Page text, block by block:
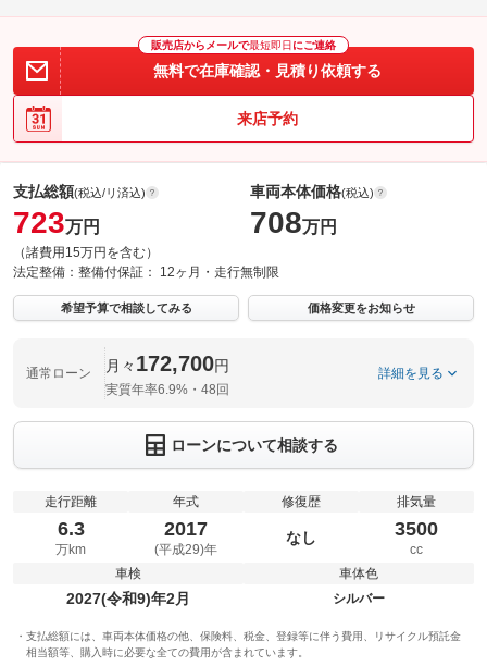
販売店からメールで最短即日 にご連絡
無料で在庫確認・見積り依頼する
来店予約
支払総額(税込/リ済込)
723万円
（諸費用15万円を含む）
車両本体価格(税込)
708万円
法定整備： 整備付保証： 12ヶ月・走行無制限
希望予算で相談してみる 価格変更をお知らせ
通常ローン 月々 172,700円
実質年率6.9%・48回
詳細を見る
ローンについて相談する
走行距離
6.3
万km
年式
2017
(平成29)年
修復歴
なし
排気量
3500
cc
車検
2027(令和9)年2月
車体色
シルバー
支払総額には、車両本体価格の他、保険料、税金、登録等に伴う費用、リサイクル預託金
相当額等、購入時に必要な全ての費用が含まれています。